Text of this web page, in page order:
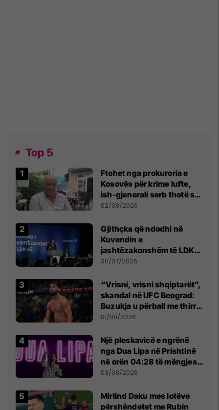
Top 5
Ftohet nga prokuroria e
Kosovës për krime lufte,
ish-gjenerali serb thotë se
dikush e tradhtoi në
02/08/2026
Gjithçka që ndodhi në
Kuvendin e
jashtëzakonshëm të LDK-
së
30/07/2026
“Vrisni, vrisni shqiptarët”,
skandal në UFC Beograd:
Buzukja u përball me thirrje
anti-shqiptare nga
01/08/2026
Një pleskavicë e ngrënë
nga Dua Lipa në Prishtinë
në orën 04:28 të mëngjesit
- dhe bota digjitale serbe
03/08/2026
Mirlind Daku mes lotëve
përshëndetet me Rubin